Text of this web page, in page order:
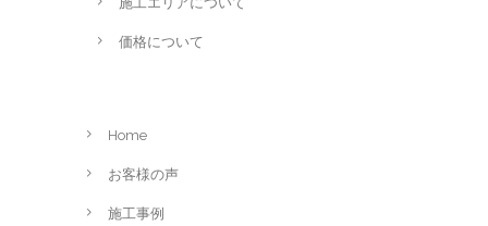
価格について
Home
お客様の声
施工事例